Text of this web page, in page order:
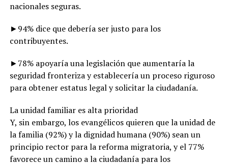
nacionales seguras.
►94% dice que debería ser justo para los
contribuyentes.
►78% apoyaría una legislación que aumentaría la
seguridad fronteriza y establecería un proceso riguroso
para obtener estatus legal y solicitar la ciudadanía.
La unidad familiar es alta prioridad
Y, sin embargo, los evangélicos quieren que la unidad de
la familia (92%) y la dignidad humana (90%) sean un
principio rector para la reforma migratoria, y el 77%
favorece un camino a la ciudadanía para los